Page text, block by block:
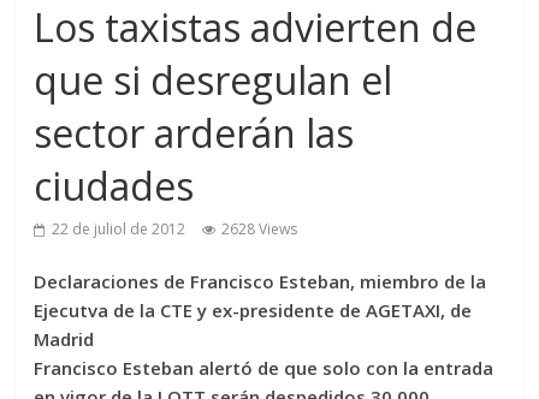
Los taxistas advierten de
que si desregulan el
sector arderán las
ciudades
22 de juliol de 2012 2628 Views
Declaraciones de Francisco Esteban, miembro de la
Ejecutva de la CTE y ex-presidente de AGETAXI, de
Madrid
Francisco Esteban alertó de que solo con la entrada